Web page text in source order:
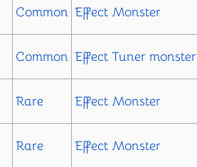
Common Effect Monster
Common Effect Tuner monster
Rare Effect Monster
Rare Effect Monster